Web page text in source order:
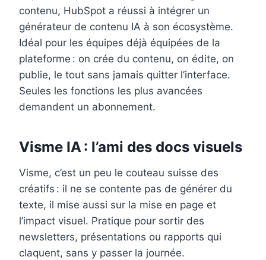
contenu, HubSpot a réussi à intégrer un
générateur de contenu IA à son écosystème.
Idéal pour les équipes déjà équipées de la
plateforme : on crée du contenu, on édite, on
publie, le tout sans jamais quitter l’interface.
Seules les fonctions les plus avancées
demandent un abonnement.
Visme IA : l’ami des docs visuels
Visme, c’est un peu le couteau suisse des
créatifs : il ne se contente pas de générer du
texte, il mise aussi sur la mise en page et
l’impact visuel. Pratique pour sortir des
newsletters, présentations ou rapports qui
claquent, sans y passer la journée.